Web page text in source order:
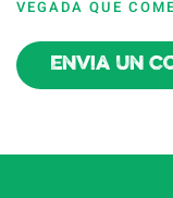
VEGADA QUE
Envia un